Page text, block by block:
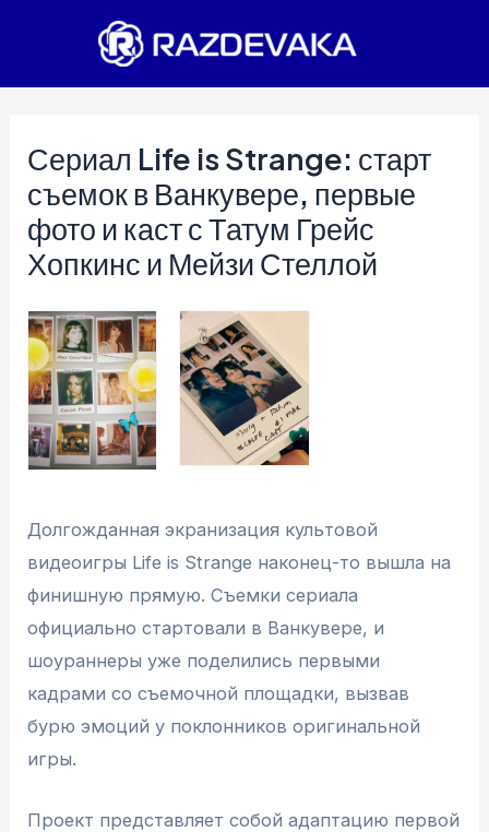
Сериал Life is Strange: старт
съемок в Ванкувере, первые
фото и каст с Татум Грейс
Хопкинс и Мейзи Стеллой
Долгожданная экранизация культовой
видеоигры Life is Strange наконец-то вышла на
финишную прямую. Съемки сериала
официально стартовали в Ванкувере, и
шоураннеры уже поделились первыми
кадрами со съемочной площадки, вызвав
бурю эмоций у поклонников оригинальной
игры.
Проект представляет собой адаптацию первой